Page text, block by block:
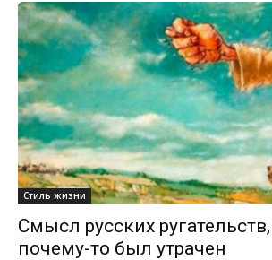
Стиль жизни
Смысл русских
почему-то был утрачен